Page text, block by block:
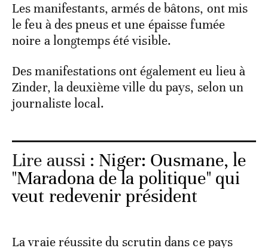
Les manifestants, armés de bâtons, ont mis
le feu à des pneus et une épaisse fumée
noire a longtemps été visible.
Des manifestations ont également eu lieu à
Zinder, la deuxième ville du pays, selon un
journaliste local.
Lire aussi : Niger: Ousmane, le
"Maradona de la politique" qui
veut redevenir président
La vraie réussite du scrutin dans ce pays